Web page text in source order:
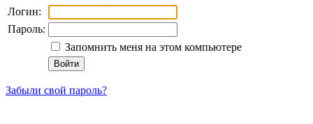
Логин:
Пароль:
Запомнить меня на этом компьютере
Забыли свой пароль?